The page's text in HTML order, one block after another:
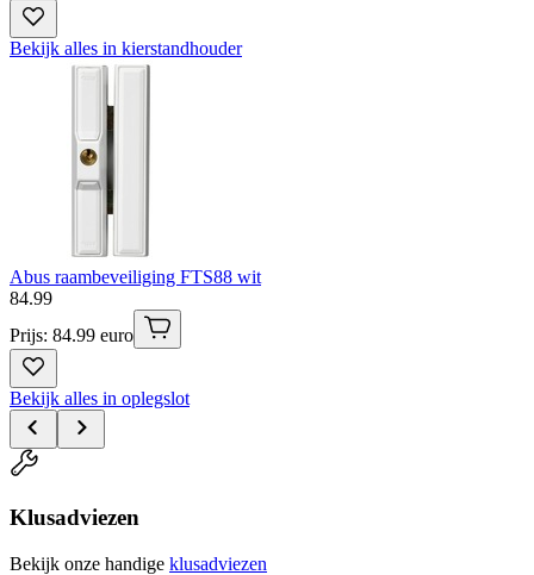
Bekijk alles in kierstandhouder
Abus raambeveiliging FTS88 wit
84.99
Prijs: 84.99 euro
Bekijk alles in oplegslot
Klusadviezen
Bekijk onze handige klusadviezen